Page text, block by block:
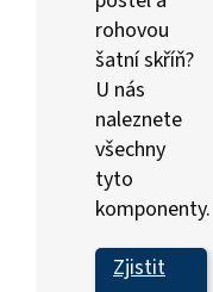
rohovou
šatní skříň?
U nás
naleznete
všechny
tyto
komponenty.
Zjistit